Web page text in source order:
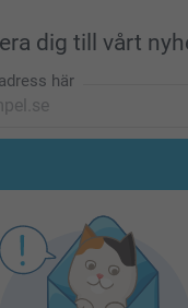
dig till vårt
här